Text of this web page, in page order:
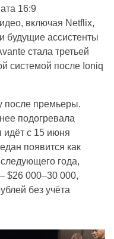
16:9
включая Netflix,
будущие ассистенты
стала третьей
системой после Ioniq
после премьеры.
подогревала
идёт с 15 июня
появится как
года,
$26 000–30 000,
без учёта